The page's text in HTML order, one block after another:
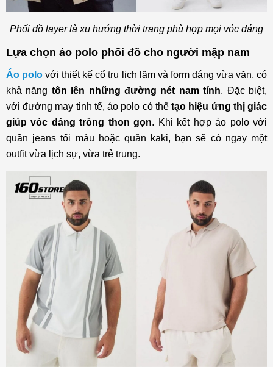
Phối đồ layer là xu hướng thời trang phù hợp mọi vóc dáng
Lựa chọn áo polo phối đồ cho người mập nam
Áo polo với thiết kế cổ trụ lịch lãm và form dáng vừa vặn, có
khả năng tôn lên những đường nét nam tính. Đặc biệt,
với đường may tinh tế, áo polo có thểtạo hiệu ứng thị giác
giúp vóc dáng trông thon gọn. Khi kết hợp áo polo với
quần jeans tối màu hoặc quần kaki, bạn sẽ có ngay một
outfit vừa lịch sự, vừa trẻ trung.